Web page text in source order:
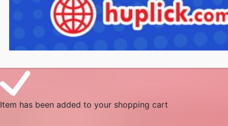
Item has been added to your shopping cart